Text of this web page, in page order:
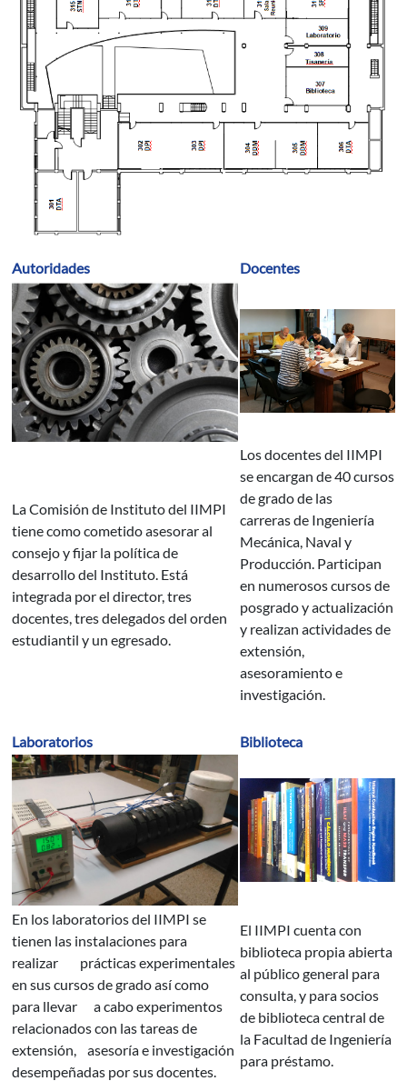
Autoridades Docentes
La Comisión de Instituto del IIMPI
tiene como cometido asesorar al
consejo y fijar la política de
desarrollo del Instituto. Está
integrada por el director, tres
docentes, tres delegados del orden
estudiantil y un egresado.
Los docentes del IIMPI
se encargan de 40 cursos
de grado de las
carreras de Ingeniería
Mecánica, Naval y
Producción. Participan
en numerosos cursos de
posgrado y actualización
y realizan actividades de
extensión,
asesoramiento e
investigación.
Laboratorios Biblioteca
En los laboratorios del IIMPI se
tienen las instalaciones para
realizar prácticas experimentales
en sus cursos de grado así como
para llevar a cabo experimentos
relacionados con las tareas de
extensión, asesoría e investigación
desempeñadas por sus docentes.
El IIMPI cuenta con
biblioteca propia abierta
al público general para
consulta, y para socios
de biblioteca central de
la Facultad de Ingeniería
para préstamo.